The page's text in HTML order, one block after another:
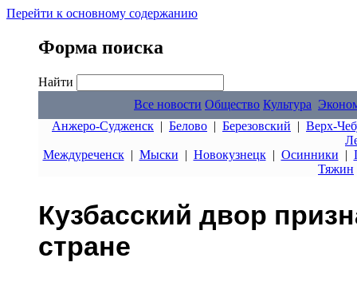
Перейти к основному содержанию
Форма поиска
Найти
Все новости Общество Культура
Анжеро-Судженск | Белово | Березовский | Верх-
Междуреченск| Мыски | Новокузнецк| Осинники |
Тяжин
Кузбасский двор
стране